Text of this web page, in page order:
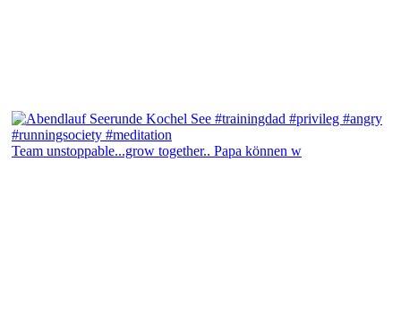
Team unstoppable...grow together.. Papa können w